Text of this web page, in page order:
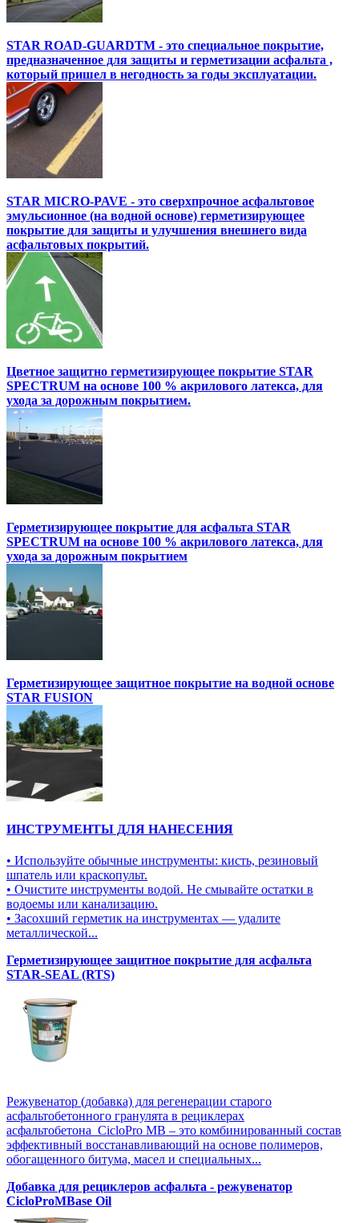
STAR ROAD-GUARDTM - это специальное покрытие,
предназначенное для защиты и герметизации асфальта ,
который пришел в негодность за годы эксплуатации.
STAR MICRO-PAVE - это сверхпрочное асфальтовое
эмульсионное (на водной основе) герметизирующее
покрытие для защиты и улучшения внешнего вида
асфальтовых покрытий.
Цветное защитно герметизирующее покрытие STAR
SPECTRUM на основе 100 % акрилового латекса, для
ухода за дорожным покрытием.
Герметизирующее покрытие для асфальта STAR
SPECTRUM на основе 100 % акрилового латекса, для
ухода за дорожным покрытием
Герметизирующее защитное покрытие на водной основе
STAR FUSION
ИНСТРУМЕНТЫ ДЛЯ НАНЕСЕНИЯ
• Используйте обычные инструменты: кисть, резиновый
шпатель или краскопульт.
• Очистите инструменты водой. Не смывайте остатки в
водоемы или канализацию.
• Засохший герметик на инструментах — удалите
металлической...
Герметизирующее защитное покрытие для асфальта
STAR-SEAL (RTS)
Режувенатор (добавка) для регенерации старого
асфальтобетонного гранулята в рециклерах
асфальтобетона CicloPro MB – это комбинированный состав
эффективный восстанавливающий на основе полимеров,
обогащенного битума, масел и специальных...
Добавка для рециклеров асфальта - режувенатор
CicloProMBase Oil